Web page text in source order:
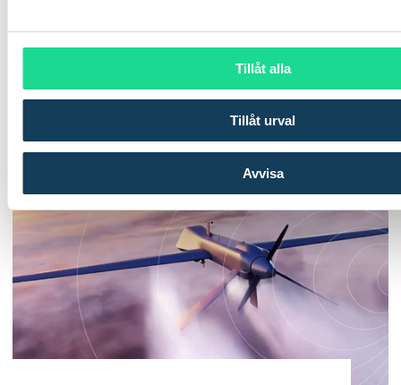
Tillåt alla
Tillåt urval
Avvisa
Relaterade artiklar